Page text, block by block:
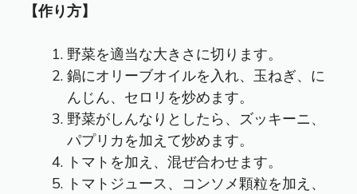
【作り方】
野菜を適当な大きさに切ります。
鍋にオリーブオイルを入れ、玉ねぎ、に
んじん、セロリを炒めます。
野菜がしんなりとしたら、ズッキーニ、
パプリカを加えて炒めます。
トマトを加え、混ぜ合わせます。
トマトジュース、コンソメ顆粒を加え、